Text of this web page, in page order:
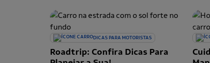
DICAS PARA MOTORISTAS
Roadtrip: Confira Dicas Para